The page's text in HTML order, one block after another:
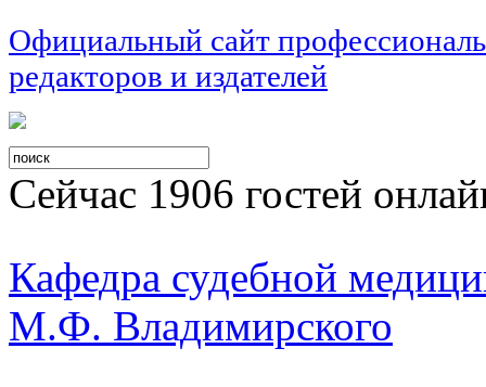
Официальный сайт
редакторов и издателей
Сейчас 1906 гостей
Кафедра судебной
М.Ф. Владимирского